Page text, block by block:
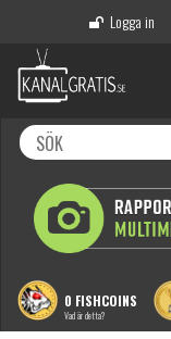
Logga in
0 FISHCOINS
Vad är detta?